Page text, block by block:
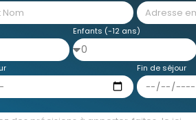
Enfants (-12 ans)
Fin de séjour